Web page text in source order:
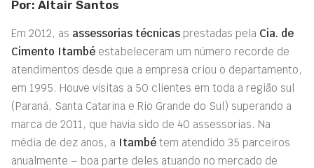
Por: Altair Santos
Em 2012, as assessorias técnicas prestadas pela Cia. de
Cimento Itambé estabeleceram um número recorde de
atendimentos desde que a empresa criou o departamento,
em 1995. Houve visitas a 50 clientes em toda a região sul
(Paraná, Santa Catarina e Rio Grande do Sul) superando a
marca de 2011, que havia sido de 40 assessorias. Na
média de dez anos, a Itambé tem atendido 35 parceiros
anualmente – boa parte deles atuando no mercado de